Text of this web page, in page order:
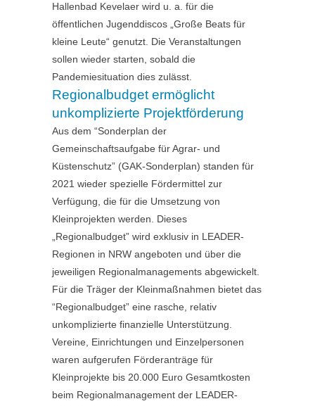
Hallenbad Kevelaer wird u. a. für die
öffentlichen Jugenddiscos „Große Beats für
kleine Leute“ genutzt. Die Veranstaltungen
sollen wieder starten, sobald die
Pandemiesituation dies zulässt.
Regionalbudget ermöglicht
unkomplizierte Projektförderung
Aus dem “Sonderplan der
Gemeinschaftsaufgabe für Agrar- und
Küstenschutz” (GAK-Sonderplan) standen für
2021 wieder spezielle Fördermittel zur
Verfügung, die für die Umsetzung von
Kleinprojekten werden. Dieses
„Regionalbudget” wird exklusiv in LEADER-
Regionen in NRW angeboten und über die
jeweiligen Regionalmanagements abgewickelt.
Für die Träger der Kleinmaßnahmen bietet das
“Regionalbudget” eine rasche, relativ
unkomplizierte finanzielle Unterstützung.
Vereine, Einrichtungen und Einzelpersonen
waren aufgerufen Förderanträge für
Kleinprojekte bis 20.000 Euro Gesamtkosten
beim Regionalmanagement der LEADER-